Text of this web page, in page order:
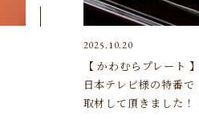
2025.10.20
【 かわむらプレート
日本テレビ様の特番で
取材して頂きました！